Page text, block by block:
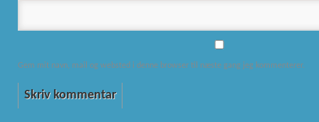
Gem mit navn, mail og websted i denne browser til næste gang jeg kommenterer.